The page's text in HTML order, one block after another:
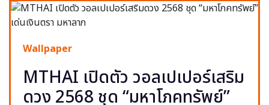
Wallpaper
MTHAI เปิดตัว วอลเปเปอร์เสริม
ดวง 2568 ชุด “มหาโภคทรัพย์”